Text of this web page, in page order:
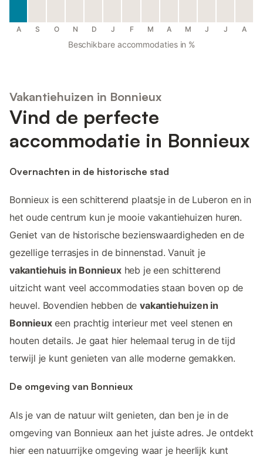
A S O N D J F M A M J J A
Beschikbare accommodaties in %
Vakantiehuizen in Bonnieux
Vind de perfecte
accommodatie in Bonnieux
Overnachten in de historische stad
Bonnieux is een schitterend plaatsje in de Luberon en in
het oude centrum kun je mooie vakantiehuizen huren.
Geniet van de historische bezienswaardigheden en de
gezellige terrasjes in de binnenstad. Vanuit je
vakantiehuis in Bonnieuxheb je een schitterend
uitzicht want veel accommodaties staan boven op de
heuvel. Bovendien hebben devakantiehuizen in
Bonnieuxeen prachtig interieur met veel stenen en
houten details. Je gaat hier helemaal terug in de tijd
terwijl je kunt genieten van alle moderne gemakken.
De omgeving van Bonnieux
Als je van de natuur wilt genieten, dan ben je in de
omgeving van Bonnieux aan het juiste adres. Je ontdekt
hier een natuurrijke omgeving waar je heerlijk kunt